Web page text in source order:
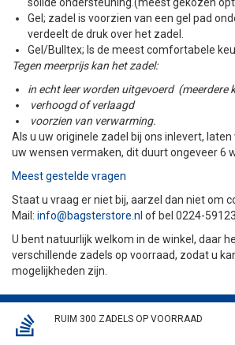
Gel; zadel is voorzien van een gel pad
verdeelt de druk over het zadel.
Gel/Bulltex; Is de meest comfortabele
Tegen meerprijs kan het zadel:
in echt leer worden uitgevoerd (meerdere
verhoogd of verlaagd
voorzien van verwarming.
Als u uw originele zadel bij ons inlevert,
uw wensen vermaken, dit duurt ongeveer 6
Meest gestelde vragen
Staat u vraag er niet bij, aarzel dan niet om
Mail: info@bagsterstore.nl of bel 0224-
U bent natuurlijk welkom in de winkel, daar
verschillende zadels op voorraad, zodat u
mogelijkheden zijn.
RUIM 300 ZADELS OP VOORRAAD